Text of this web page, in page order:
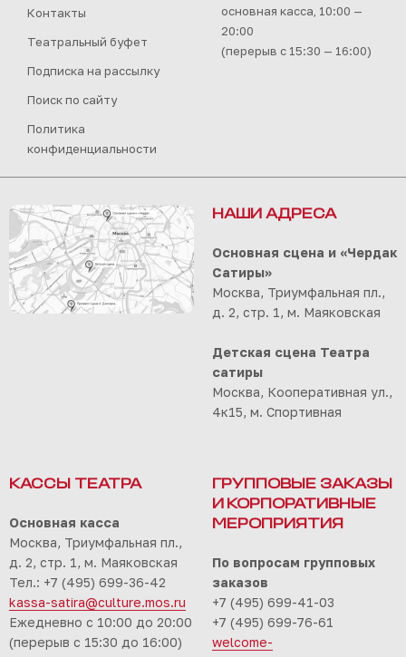
Контакты
Театральный буфет
Подписка на рассылку
Поиск по сайту
Политика
конфиденциальности
основная касса, 10:00 —
20:00
(перерыв с 15:30 — 16:00)
НАШИ АДРЕСА
Основная сцена и «Чердак
Сатиры»
Москва, Триумфальная пл.,
д. 2, стр. 1, м. Маяковская
Детская сцена Театра
сатиры
Москва, Кооперативная ул.,
4к15, м. Спортивная
КАССЫ ТЕАТРА
Основная касса
Москва, Триумфальная пл.,
д. 2, стр. 1, м. Маяковская
Тел.: +7 (495) 699-36-42
kassa-satira@culture.mos.ru
Ежедневно с 10:00 до 20:00
(перерыв с 15:30 до 16:00)
ГРУППОВЫЕ ЗАКАЗЫ
И КОРПОРАТИВНЫЕ
МЕРОПРИЯТИЯ
По вопросам групповых
заказов
+7 (495) 699-41-03
+7 (495) 699-76-61
welcome-